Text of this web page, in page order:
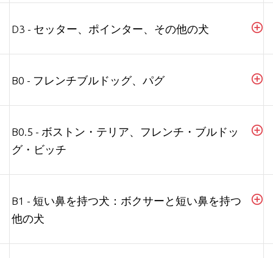
D3 - セッター、ポインター、その他の犬
B0 - フレンチブルドッグ、パグ
B0.5 - ボストン・テリア、フレンチ・ブルドッ
グ・ビッチ
B1 - 短い鼻を持つ犬：ボクサーと短い鼻を持つ
他の犬